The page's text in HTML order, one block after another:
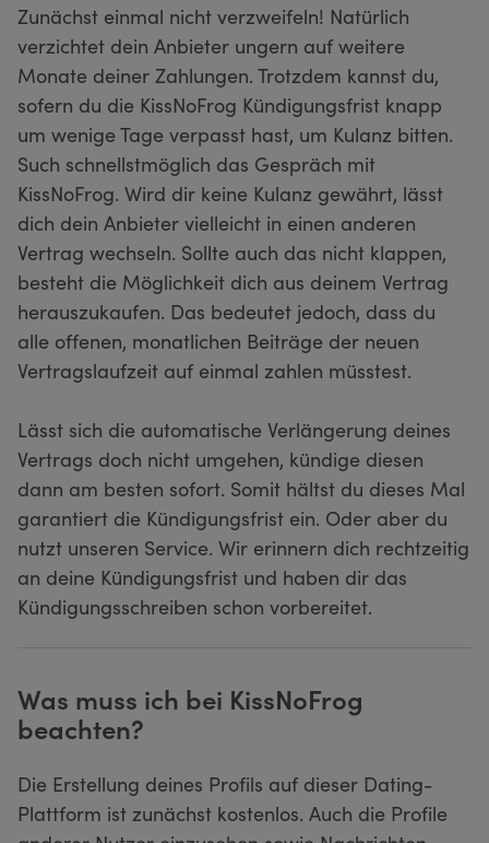
Zunächst einmal nicht verzweifeln! Natürlich
verzichtet dein Anbieter ungern auf weitere
Monate deiner Zahlungen. Trotzdem kannst du,
sofern du die KissNoFrog Kündigungsfrist knapp
um wenige Tage verpasst hast, um Kulanz bitten.
Such schnellstmöglich das Gespräch mit
KissNoFrog. Wird dir keine Kulanz gewährt, lässt
dich dein Anbieter vielleicht in einen anderen
Vertrag wechseln. Sollte auch das nicht klappen,
besteht die Möglichkeit dich aus deinem Vertrag
herauszukaufen. Das bedeutet jedoch, dass du
alle offenen, monatlichen Beiträge der neuen
Vertragslaufzeit auf einmal zahlen müsstest.
Lässt sich die automatische Verlängerung deines
Vertrags doch nicht umgehen, kündige diesen
dann am besten sofort. Somit hältst du dieses Mal
garantiert die Kündigungsfrist ein. Oder aber du
nutzt unseren Service. Wir erinnern dich rechtzeitig
an deine Kündigungsfrist und haben dir das
Kündigungsschreiben schon vorbereitet.
Was muss ich bei KissNoFrog
beachten?
Die Erstellung deines Profils auf dieser Dating-
Plattform ist zunächst kostenlos. Auch die Profile